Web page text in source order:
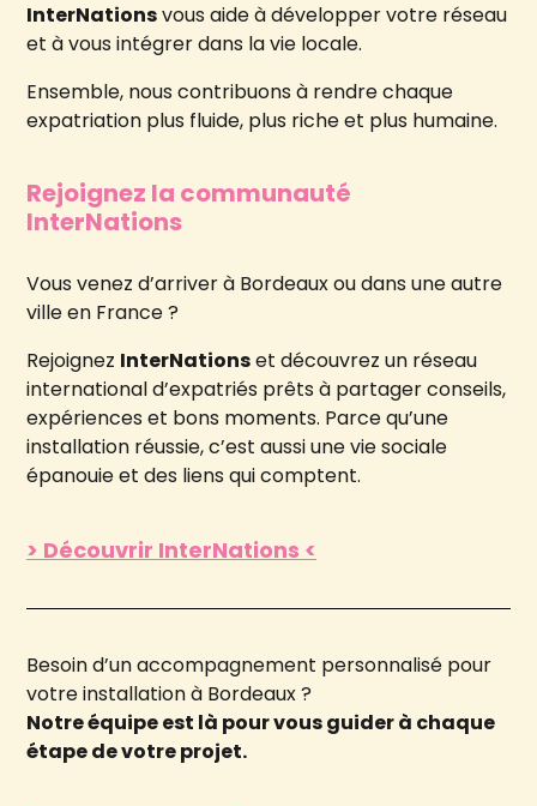
InterNationsvous aide à développer votre réseau
et à vous intégrer dans la vie locale.
Ensemble, nous contribuons à rendre chaque
expatriation plus fluide, plus riche et plus humaine.
Rejoignez la communauté
InterNations
Vous venez d’arriver à Bordeaux ou dans une autre
ville en France ?
Rejoignez InterNationset découvrez un réseau
international d’expatriés prêts à partager conseils,
expériences et bons moments. Parce qu’une
installation réussie, c’est aussi une vie sociale
épanouie et des liens qui comptent.
> Découvrir InterNations <
Besoin d’un accompagnement personnalisé pour
votre installation à Bordeaux ?
Notre équipe est là pour vous guider à chaque
étape de votre projet.